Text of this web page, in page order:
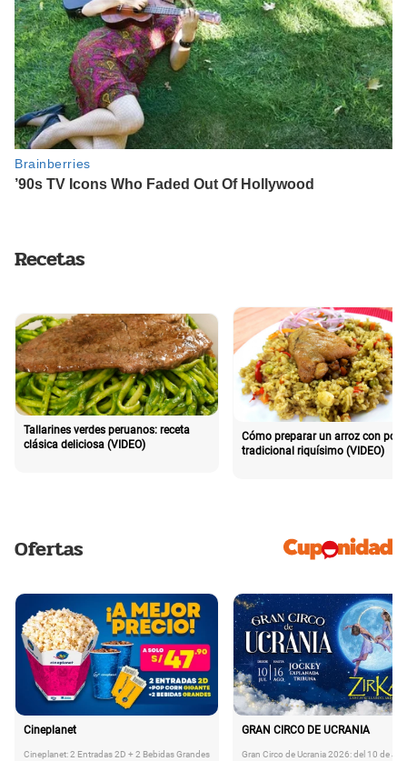
Recetas
Tallarines verdes peruanos: receta
clásica deliciosa (VIDEO)
Cómo preparar un arroz con pollo
tradicional riquísimo (VIDEO)
Ofertas
Cineplanet
Cineplanet: 2 Entradas 2D + 2 Bebidas Grandes
GRAN CIRCO DE UCRANIA
Gran Circo de Ucrania 2026: del 10 de